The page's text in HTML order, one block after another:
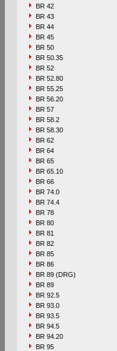
BR 42
BR 43
BR 44
BR 45
BR 50
BR 50.35
BR 52
BR 52.80
BR 55.25
BR 56.20
BR 57
BR 58.2
BR 58.30
BR 62
BR 64
BR 65
BR 65.10
BR 66
BR 74.0
BR 74.4
BR 78
BR 80
BR 81
BR 82
BR 85
BR 86
BR 89 (DRG)
BR 89
BR 92.5
BR 93.0
BR 93.5
BR 94.5
BR 94.20
BR 95